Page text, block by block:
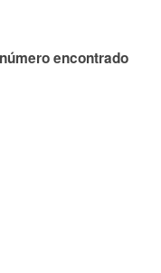
encontrado